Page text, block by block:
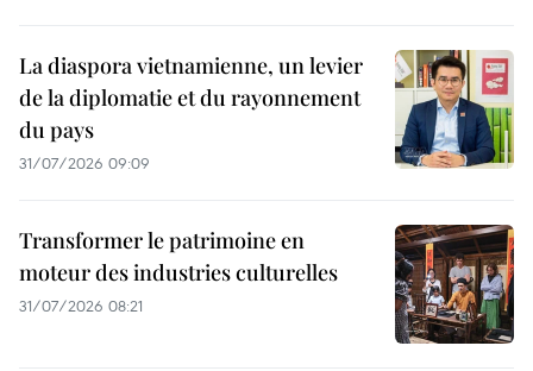
La diaspora vietnamienne, un levier
de la diplomatie et du rayonnement
du pays
31/07/2026 09:09
Transformer le patrimoine en
moteur des industries culturelles
31/07/2026 08:21